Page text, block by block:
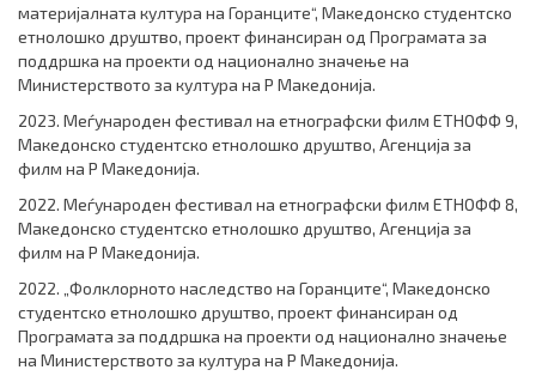
материјалната култура на Горанците“, Македонско студентско
етнолошко друштво, проект финансиран од Програмата за
поддршка на проекти од национално значење на
Министерството за култура на Р Македонија.
2023. Меѓународен фестивал на етнографски филм ЕТНОФФ 9,
Македонско студентско етнолошко друштво, Агенција за
филм на Р Македонија.
2022. Меѓународен фестивал на етнографски филм ЕТНОФФ 8,
Македонско студентско етнолошко друштво, Агенција за
филм на Р Македонија.
2022. „Фолклорното наследство на Горанците“, Македонско
студентско етнолошко друштво, проект финансиран од
Програмата за поддршка на проекти од национално значење
на Министерството за култура на Р Македонија.